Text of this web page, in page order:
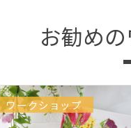
お勧め
ワークショップ